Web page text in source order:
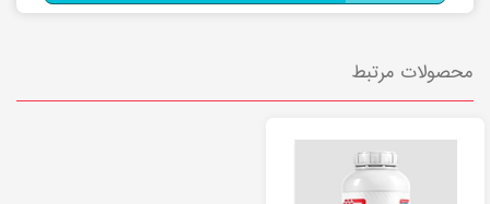
محصولات مرتبط